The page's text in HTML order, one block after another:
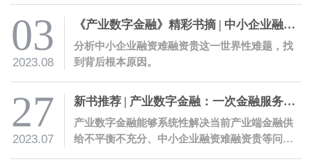
03
2023.08
《产业数字金融》精彩书摘 | 中小企业融资难融资贵原因何在
分析中小企业融资难融资贵这一世界性难题，找
到背后根本原因。
27
2023.07
新书推荐 | 产业数字金融：一次金融服务的革命性创新
产业数字金融能够系统性解决当前产业端金融供
给不平衡不充分、中小企业融资难融资贵等问